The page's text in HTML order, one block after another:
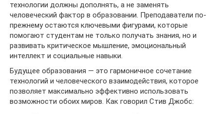
технологии должны дополнять, а не заменять
человеческий фактор в образовании. Преподаватели по-
прежнему остаются ключевыми фигурами, которые
помогают студентам не только получать знания, но и
развивать критическое мышление, эмоциональный
интеллект и социальные навыки.
Будущее образования — это гармоничное сочетание
технологий и человеческого взаимодействия, которое
позволяет максимально эффективно использовать
возможности обоих миров. Как говорил Стив Джобс: